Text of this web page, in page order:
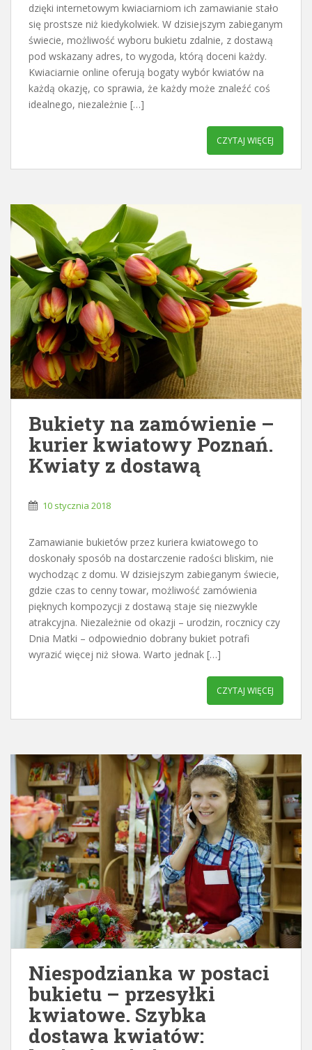
dzięki internetowym kwiaciarniom ich zamawianie stało
się prostsze niż kiedykolwiek. W dzisiejszym zabieganym
świecie, możliwość wyboru bukietu zdalnie, z dostawą
pod wskazany adres, to wygoda, którą doceni każdy.
Kwiaciarnie online oferują bogaty wybór kwiatów na
każdą okazję, co sprawia, że każdy może znaleźć coś
idealnego, niezależnie […]
CZYTAJ WIĘCEJ
Bukiety na zamówienie –
kurier kwiatowy Poznań.
Kwiaty z dostawą
10 stycznia 2018
Zamawianie bukietów przez kuriera kwiatowego to
doskonały sposób na dostarczenie radości bliskim, nie
wychodząc z domu. W dzisiejszym zabieganym świecie,
gdzie czas to cenny towar, możliwość zamówienia
pięknych kompozycji z dostawą staje się niezwykle
atrakcyjna. Niezależnie od okazji – urodzin, rocznicy czy
Dnia Matki – odpowiednio dobrany bukiet potrafi
wyrazić więcej niż słowa. Warto jednak […]
CZYTAJ WIĘCEJ
Niespodzianka w postaci
bukietu – przesyłki
kwiatowe. Szybka
dostawa kwiatów: